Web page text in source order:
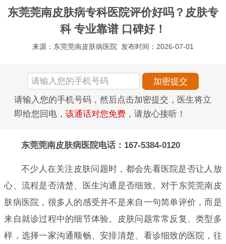
东莞莞南皮肤病专科医院评价好吗？皮肤专
科 专业靠谱 口碑好！
来源：东莞莞南皮肤病医院 发布时间：2026-07-01
请输入您的手机号码，然后点击加密提交，医生将立
即给您回电， 该通话对您免费 ，请放心接听！
东莞莞南皮肤病医院电话：167-5384-0120
不少人在关注皮肤问题时，都会先看医院是否让人放
心、流程是否清楚、医生沟通是否细致。对于东莞莞南皮
肤病医院，很多人的感受并不是来自一句简单评价，而是
来自就诊过程中的细节体验。皮肤问题常常反复、类型多
样，选择一家沟通顺畅、安排清楚、看诊细致的医院，往